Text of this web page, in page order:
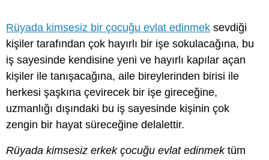
Rüyada kimsesiz bir çocuğu evlat edinmek sevdiği
kişiler tarafından çok hayırlı bir işe sokulacağına, bu
iş sayesinde kendisine yeni ve hayırlı kapılar açan
kişiler ile tanışacağına, aile bireylerinden birisi ile
herkesi şaşkına çevirecek bir işe gireceğine,
uzmanlığı dışındaki bu iş sayesinde kişinin çok
zengin bir hayat süreceğine delalettir.
Rüyada kimsesiz erkek çocuğu evlat edinmektüm